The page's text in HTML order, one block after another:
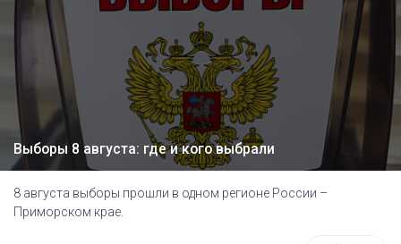
Выборы 8 августа: где и кого выбрали
8 августа выборы прошли в одном регионе России –
Приморском крае.